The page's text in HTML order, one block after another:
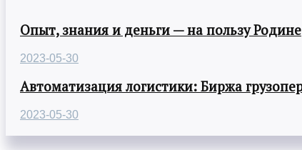
Опыт, знания и деньги — на пользу Родине
2023-05-30
Автоматизация логистики: Биржа
2023-05-30